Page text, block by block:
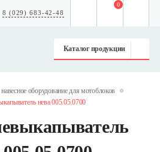
8 (029) 683-42-48
Каталог продукции
0
навесное оборудование для мотоблоков
нева 005.05.0700